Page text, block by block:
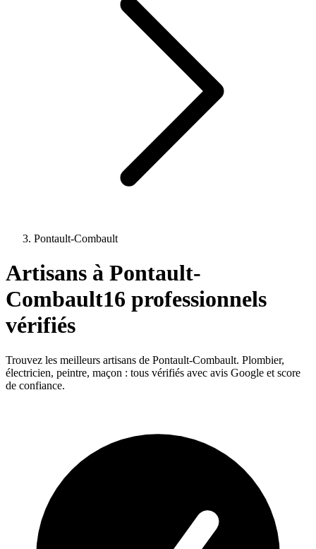
Pontault-Combault
Artisans à Pontault-
Combault16 professionnels
vérifiés
Trouvez les meilleurs artisans de Pontault-Combault. Plombier,
électricien, peintre, maçon : tous vérifiés avec avis Google et score
de confiance.